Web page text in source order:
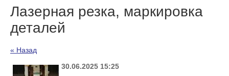
Лазерная резка, маркировка
деталей
« Назад
30.06.2025 15:25